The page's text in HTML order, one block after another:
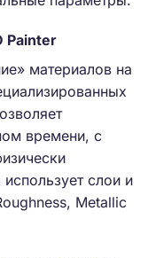
Painter
материалов на
времени, с
слои и
Metallic